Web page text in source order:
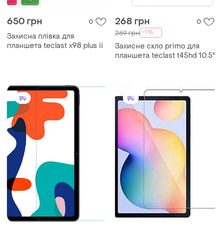
650 грн 0
Захисна плівка для
планшета teclast x98 plus ii
268 грн 0
269 грн -1%
Захисне скло primo для
планшета teclast t45hd 10.5"